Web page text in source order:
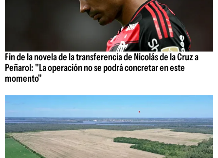
Fin de la novela de la transferencia de Nicolás de la Cruz a
Peñarol: "La operación no se podrá concretar en este
momento"